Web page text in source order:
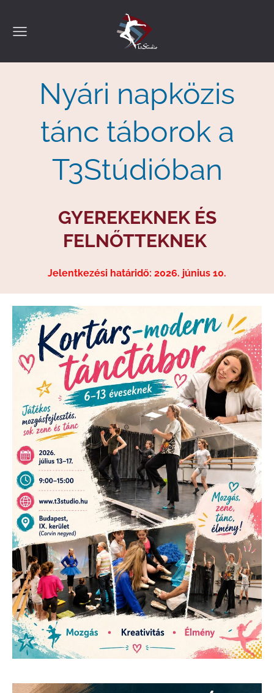
Nyári napközis
tánc táborok a
T3Stúdióban
GYEREKEKNEK ÉS
FELNŐTTEKNEK
Jelentkezési határidő: 2026. június 10.